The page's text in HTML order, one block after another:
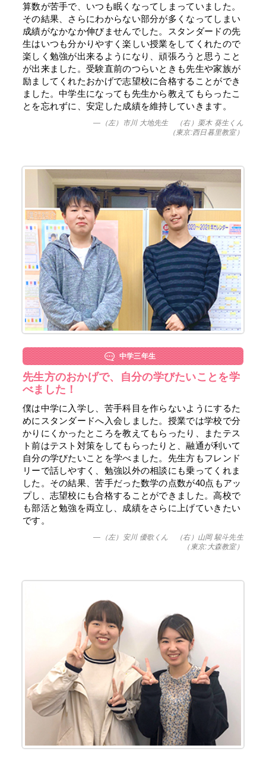
算数が苦手で、いつも眠くなってしまっていました。
その結果、さらにわからない部分が多くなってしまい
成績がなかなか伸びませんでした。スタンダードの先
生はいつも分かりやすく楽しい授業をしてくれたので
楽しく勉強が出来るようになり、頑張ろうと思うこと
が出来ました。受験直前のつらいときも先生や家族が
励ましてくれたおかげで志望校に合格することができ
ました。中学生になっても先生から教えてもらったこ
とを忘れずに、安定した成績を維持していきます。
—（左）市川 大地先生 （右）栗木 葵生くん
（東京:西日暮里教室）
中学三年生
先生方のおかげで、自分の学びたいことを学
べました！
僕は中学に入学し、苦手科目を作らないようにするた
めにスタンダードへ入会しました。授業では学校で分
かりにくかったところを教えてもらったり、またテス
ト前はテスト対策をしてもらったりと、融通が利いて
自分の学びたいことを学べました。先生方もフレンド
リーで話しやすく、勉強以外の相談にも乗ってくれま
した。その結果、苦手だった数学の点数が40点もアッ
プし、志望校にも合格することができました。高校で
も部活と勉強を両立し、成績をさらに上げていきたい
です。
—（左）安川 優歌くん （右）山岡 駿斗先生
（東京:大森教室）